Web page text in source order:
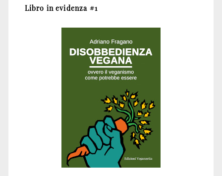
Libro in evidenza #1